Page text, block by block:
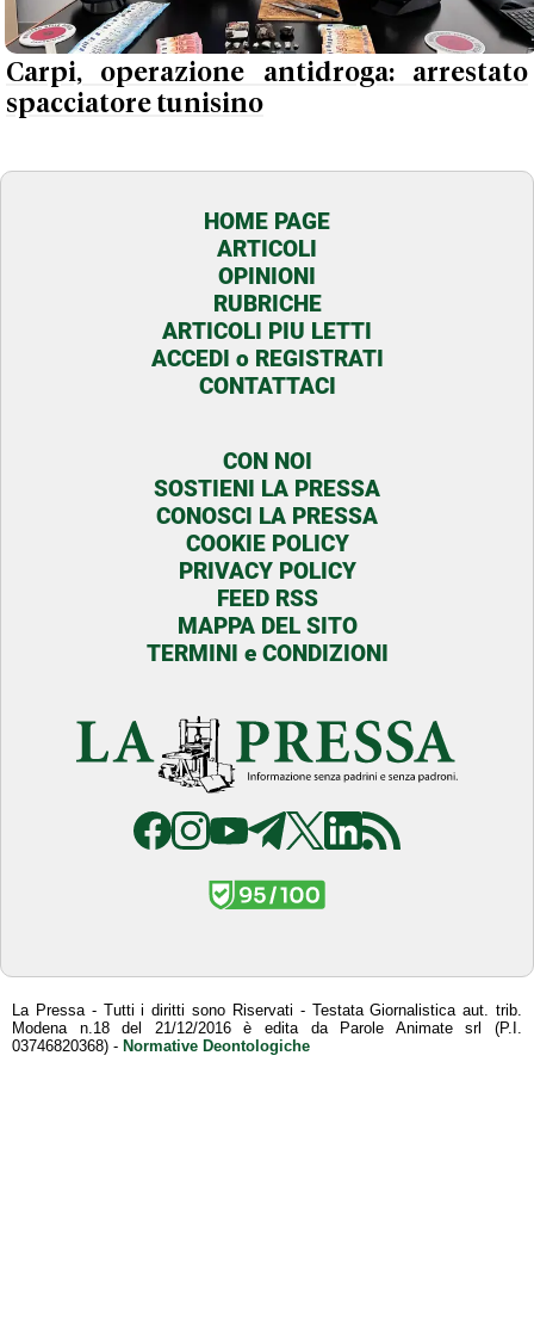
Carpi, operazione antidroga: arrestato
spacciatore tunisino
HOME PAGE
ARTICOLI
OPINIONI
RUBRICHE
ARTICOLI PIU LETTI
ACCEDI o REGISTRATI
CONTATTACI
CON NOI
SOSTIENI LA PRESSA
CONOSCI LA PRESSA
COOKIE POLICY
PRIVACY POLICY
FEED RSS
MAPPA DEL SITO
TERMINI e CONDIZIONI
La Pressa - Tutti i diritti sono Riservati - Testata Giornalistica aut. trib.
Modena n.18 del 21/12/2016 è edita da Parole Animate srl (P.I.
03746820368) - Normative Deontologiche